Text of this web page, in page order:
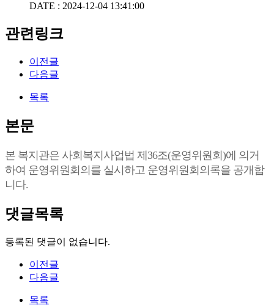
DATE : 2024-12-04 13:41:00
관련링크
이전글
다음글
목록
본문
본 복지관은 사회복지사업법 제36조(운영위원회)에 의거
하여 운영위원회의를 실시하고 운영위원회의록을 공개합
니다.
댓글목록
등록된 댓글이 없습니다.
이전글
다음글
목록